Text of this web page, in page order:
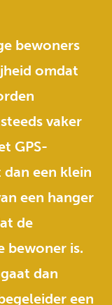
bewoners
omdat
vaker
GPS-
een klein
een hanger
de
bewoner is.
dan
een